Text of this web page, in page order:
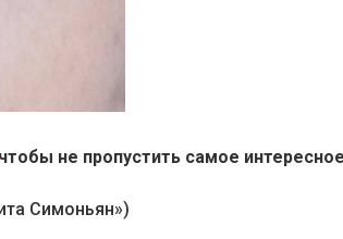
не пропустить самое
Симоньян»)